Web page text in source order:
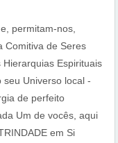
permitam-nos,
Comitiva de Seres
Espirituais
seu Universo local -
de perfeito
Um de vocês, aqui
em Si